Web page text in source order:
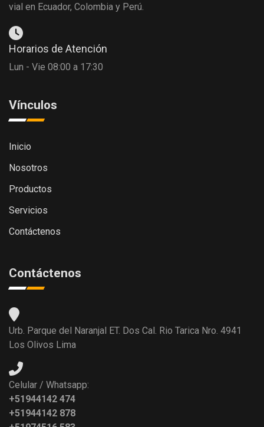
vial en Ecuador, Colombia y Perú.
Horarios de Atención
Lun - Vie 08:00 a 17:30
Vínculos
Inicio
Nosotros
Productos
Servicios
Contáctenos
Contáctenos
Urb. Parque del Naranjal ET. Dos Cal. Rio Tarica Nro. 4941
Los Olivos Lima
Celular / Whatsapp:
+51944142 474
+51944142 878